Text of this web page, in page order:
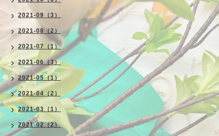
2021-09（3）
2021-08（2）
2021-07（1）
2021-06（3）
2021-05（1）
2021-04（2）
2021-03（1）
2021-02（2）